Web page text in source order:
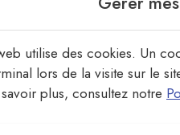
EHPADs et résidences
utilise des cookies. Un
lors de la visite sur le
plus, consultez notre